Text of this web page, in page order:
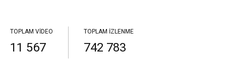
TOPLAM VIDEO
11 567
TOPLAM İZLENME
742 783